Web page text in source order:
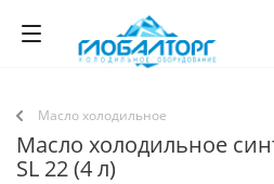
Масло холодильное
Масло холодильное
SL 22 (4 л)